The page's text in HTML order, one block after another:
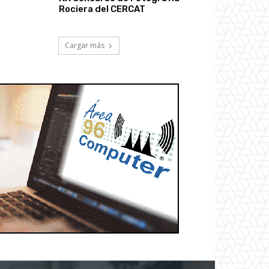
Rociera del CERCAT
Cargar más